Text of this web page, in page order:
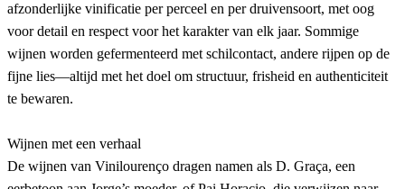
afzonderlijke vinificatie per perceel en per druivensoort, met oog
voor detail en respect voor het karakter van elk jaar. Sommige
wijnen worden gefermenteerd met schilcontact, andere rijpen op de
fijne lies—altijd met het doel om structuur, frisheid en authenticiteit
te bewaren.
Wijnen met een verhaal
De wijnen van Vinilourenço dragen namen als D. Graça, een